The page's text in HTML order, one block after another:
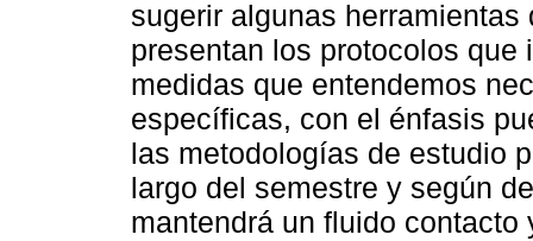
sugerir algunas
presentan los protocolos
medidas que entendemos
específicas, con el énfasis
las metodologías de estudio
largo del semestre y según
mantendrá un fluido contacto